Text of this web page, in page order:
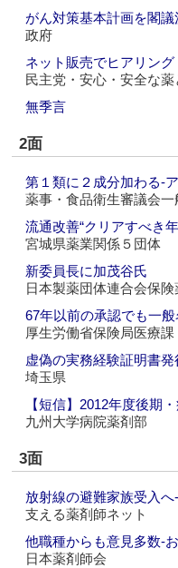
がん対策基本計画を閣
政府
ネット販売でヒアリング
民主党・安心・安全な
無季言
2面
第１類に２成分加わる‐
薬事・食品衛生審議会
流通改善“クリアすべき
宮城県薬業関係５団体
新委員長に加茂谷氏
日本製薬団体連合会保
67年以前の承認でも一
厚生労働省保険局医療課
虚偽の実務経験証明書
埼玉県
【短信】2012年度後期
九州大学病院薬剤部
3面
放射線の避難家族受入
支える薬剤師ネット
他職種からも意見多数‐
日本薬剤師会